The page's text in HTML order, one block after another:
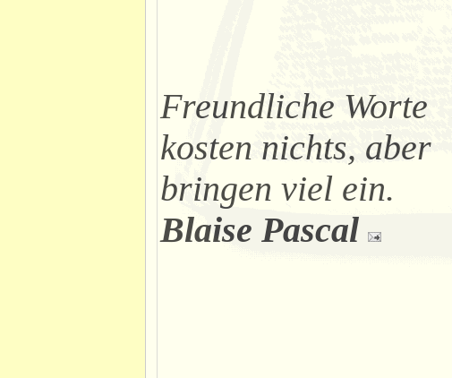
Freundliche Worte
kosten nichts, aber
bringen viel ein.
Blaise Pascal